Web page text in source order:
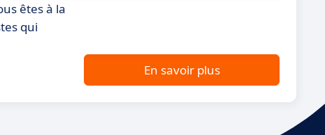
êtes à la
qui
En savoir plus